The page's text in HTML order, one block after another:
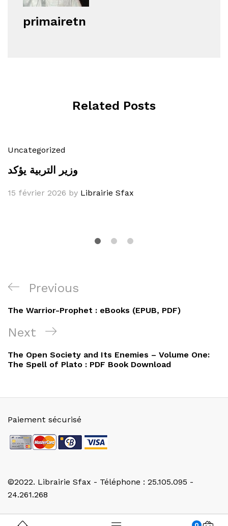
primairetn
Related Posts
Uncategorized
وزير التربية يؤكد
15 février 2026 by Librairie Sfax
Navigation
de
l’article
Previous
Post
Previous
The Warrior-Prophet : eBooks (EPUB, PDF)
Next
Post
Next
The Open Society and Its Enemies – Volume One:
The Spell of Plato : PDF Book Download
©2022. Librairie Sfax - Téléphone : 25.105.095 -
24.261.268
Paiement sécurisé